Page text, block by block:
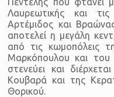
Λαυρεωτικής και
Αρτέμιδος και
αποτελεί η μεγάλη
από τις κωμοπόλεις
Μαρκόπουλου και
στενεύει και
Κουβαρά και της
Θορικού.